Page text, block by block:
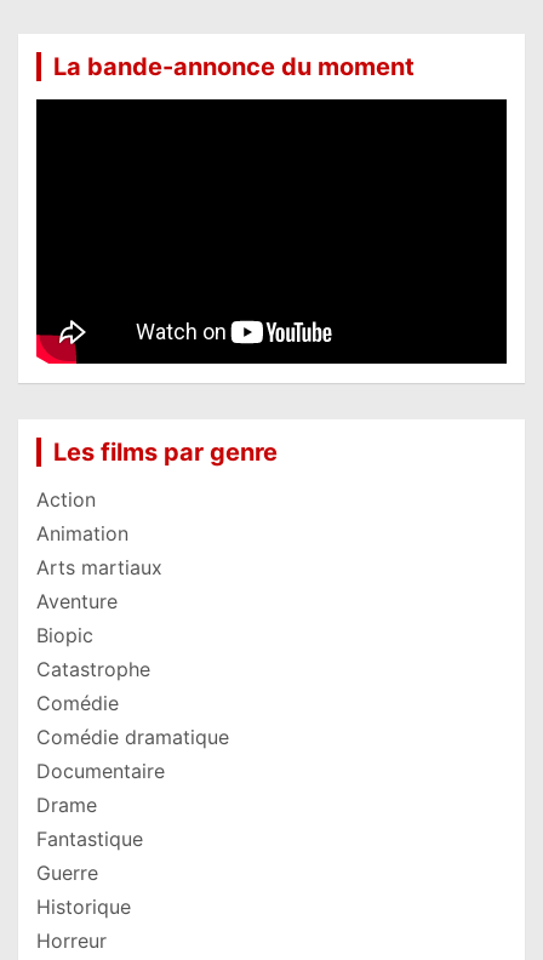
La bande-annonce du moment
Les films par genre
Action
Animation
Arts martiaux
Aventure
Biopic
Catastrophe
Comédie
Comédie dramatique
Documentaire
Drame
Fantastique
Guerre
Historique
Horreur